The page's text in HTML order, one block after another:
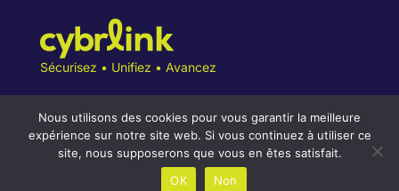
Sécurisez • Unifiez • Avancez
Conditions Générales
Nous utilisons des cookies pour vous garantir la meilleure
expérience sur notre site web. Si vous continuez à utiliser ce
site, nous supposerons que vous en êtes satisfait.
OK
Non